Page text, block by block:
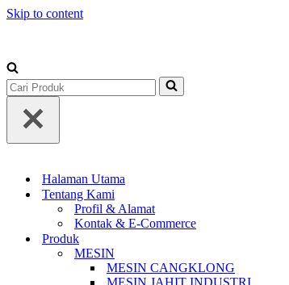
Skip to content
Search
for...
Halaman Utama
Tentang Kami
Profil & Alamat
Kontak & E-Commerce
Produk
MESIN
MESIN CANGKLONG
MESIN JAHIT INDUSTRI